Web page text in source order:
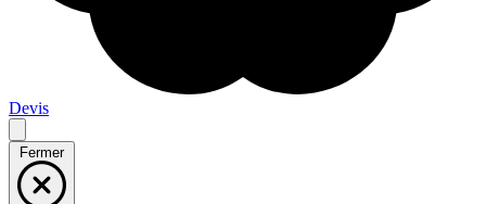
Devis
Fermer